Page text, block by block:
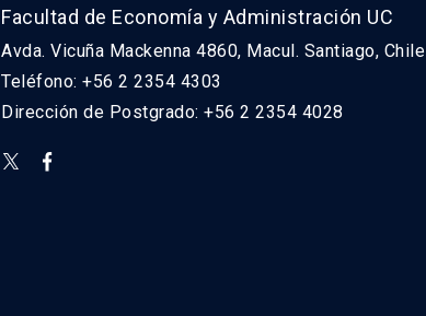
Facultad de Economía y Administración UC
Avda. Vicuña Mackenna 4860, Macul. Santiago, Chile
Teléfono: +56 2 2354 4303
Dirección de Postgrado: +56 2 2354 4028